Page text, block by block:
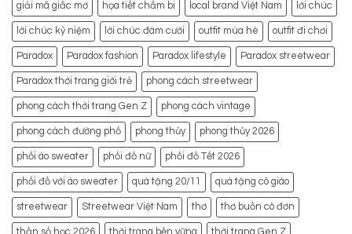
giải mã giấc mơ họa tiết chấm bi local brand Việt Nam lời chúc
lời chúc kỷ niệm lời chúc đám cưới outfit mùa hè outfit đi chơi
Paradox Paradox fashion Paradox lifestyle Paradox streetwear
Paradox thời trang giới trẻ phong cách streetwear
phong cách thời trang Gen Z phong cách vintage
phong cách đường phố phong thủy phong thủy 2026
phối áo sweater phối đồ nữ phối đồ Tết 2026
phối đồ với áo sweater quà tặng 20/11 quà tặng cô giáo
streetwear Streetwear Việt Nam thơ thơ buồn cô đơn
thần số học 2026 thời trang bền vững thời trang Gen Z